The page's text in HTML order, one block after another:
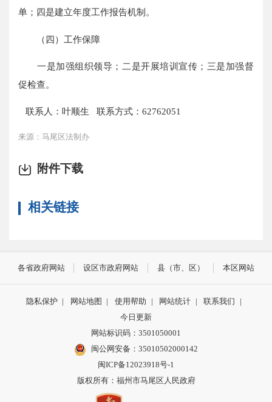
单；四是建立年度工作报告机制。
（四）工作保障
一是加强组织领导；二是开展培训宣传；三是加强督
促检查。
联系人：叶顺生 联系方式：62762051
来源：马尾区法制办
附件下载
相关链接
各省政府网站 设区市政府网站 县（市、区） 本区网站
隐私保护 | 网站地图 | 使用帮助 | 网站统计 | 联系我们
|
今日更新
网站标识码：3501050001
闽公网安备：35010502000142
闽ICP备12023918号-1
版权所有：福州市马尾区人民政府